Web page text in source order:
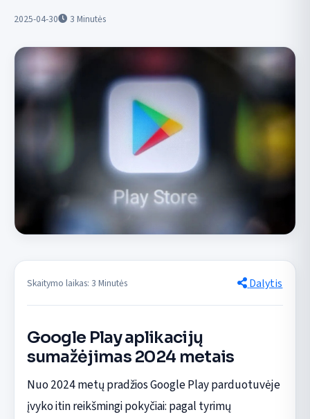
2025-04-30 3 Minutės
Skaitymo laikas: 3 Minutės Dalytis
Google Play aplikacijų
sumažėjimas 2024 metais
Nuo 2024 metų pradžios Google Play parduotuvėje
įvyko itin reikšmingi pokyčiai: pagal tyrimų